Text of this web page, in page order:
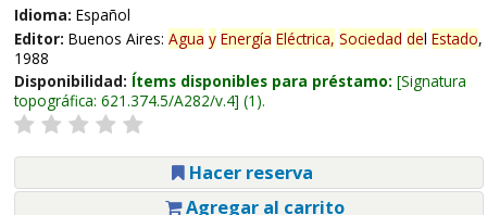
Idioma: Español
Editor: Buenos Aires: Agua y Energía Eléctrica, Sociedad del Estado,
1988
Disponibilidad: Ítems disponibles para préstamo: Signatura
topográfica: 621.374.5/A282/v.4 (1).
Hacer reserva
Agregar al carrito